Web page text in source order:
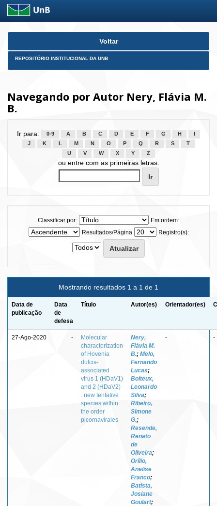
Skip
Voltar
REPOSITÓRIO INSTITUCIONAL DA UNB
Navegando por Autor Nery, Flávia M.
B.
Ir para: 0-9 A B C D E F G H
J
K L M N O P Q R S
T
U
V W X Y Z
ou entre com as primeiras letras:
Classificar por:
Em ordem:
Resultados/Página
Registro(s):
Mostrando resultados 1 a 1 de 1
Data de
publicação
Data
de
defesa
Título Autor(es) Orientador(es)
27-Ago-2020 -
Molecular
characterization
of Hovenia
dulcis-
associated
virus 1 (HDaV1)
and 2 (HDaV2)
: new tentative
species within
the order
picornavirales
Nery,
Flávia M.
B.; Melo,
Fernando
Lucas;
Boiteux,
Leonardo
Silva;
Ribeiro,
Simone
G.;
Resende,
Renato
de
Oliveira;
Orílio,
Anelise
Franco;
Batista,
Josiane
Goulart;
- -